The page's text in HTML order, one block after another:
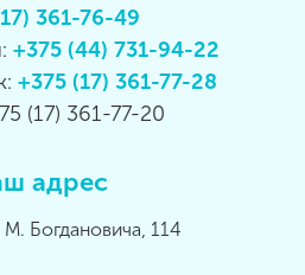
361-76-49
+375 (44) 731-94-22
+375 (17) 361-77-28
(17) 361-77-20
адрес
М. Богдановича, 114